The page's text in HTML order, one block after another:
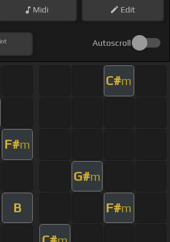
Midi Edit
Autoscroll
C#m
F#m
G#m
B F#m